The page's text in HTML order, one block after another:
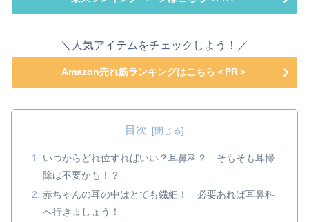
＼人気アイテムをチェックしよう！／
Amazon売れ筋ランキングはこちら＜PR＞
目次
いつからどれ位すればいい？耳鼻科？ そもそも耳掃
除は不要かも！？
赤ちゃんの耳の中はとても繊細！ 必要あれば耳鼻科
へ行きましょう！